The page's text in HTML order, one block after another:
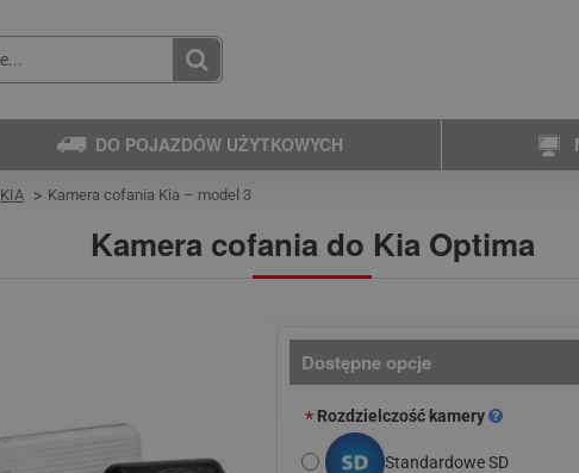
DO POJAZDÓW UŻYTKOWYCH
Kamera cofania do Kia Optima
KIA Kamera cofania Kia – model 3
Dostępne opcje
Rozdzielczość kamery
Standardowe SD